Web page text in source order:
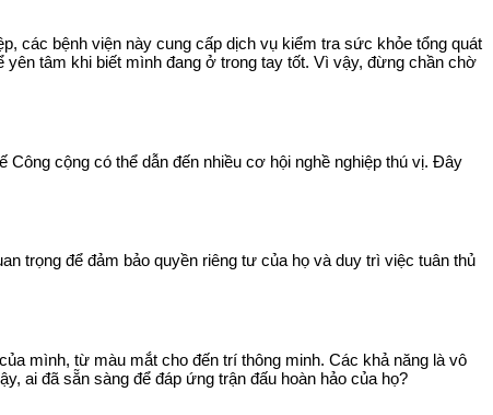
các bệnh viện này cung cấp dịch vụ kiểm tra sức khỏe tổng quát
tâm khi biết mình đang ở trong tay tốt. Vì vậy, đừng chần chờ
cộng có thể dẫn đến nhiều cơ hội nghề nghiệp thú vị. Đây
trọng để đảm bảo quyền riêng tư của họ và duy trì việc tuân thủ
mình, từ màu mắt cho đến trí thông minh. Các khả năng là vô
ai đã sẵn sàng để đáp ứng trận đấu hoàn hảo của họ?